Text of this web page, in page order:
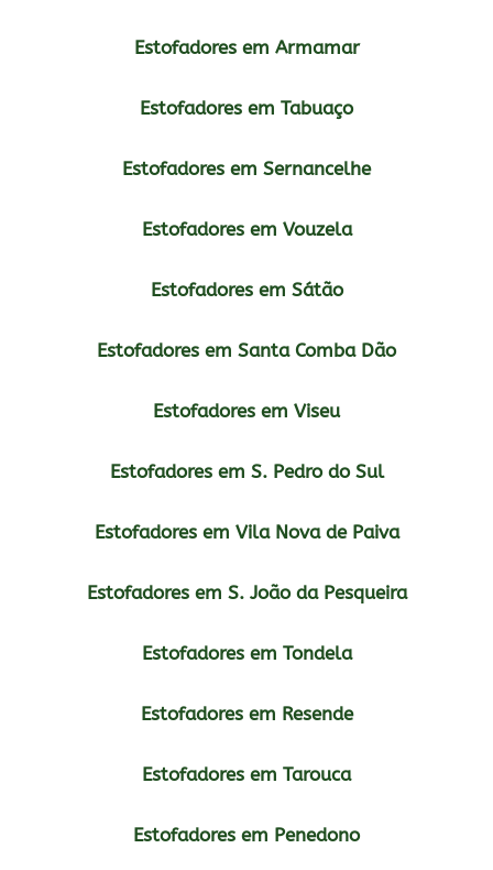
Estofadores em Armamar
Estofadores em Tabuaço
Estofadores em Sernancelhe
Estofadores em Vouzela
Estofadores em Sátão
Estofadores em Santa Comba Dão
Estofadores em Viseu
Estofadores em S. Pedro do Sul
Estofadores em Vila Nova de Paiva
Estofadores em S. João da Pesqueira
Estofadores em Tondela
Estofadores em Resende
Estofadores em Tarouca
Estofadores em Penedono